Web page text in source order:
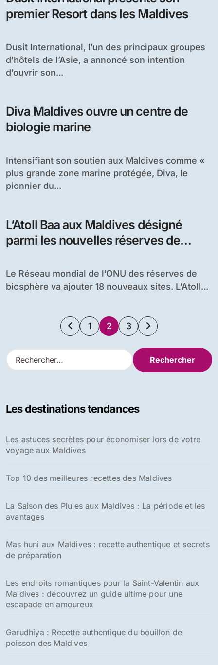
premier Resort dans les Maldives
Dusit International, l’un des principaux groupes
d’hôtels de l’Asie, a annoncé son intention
d’ouvrir son...
Diva Maldives ouvre un centre de
biologie marine
Intensifiant son soutien aux Maldives comme «
plus grande zone marine protégée, Diva, le
pionnier du...
L’Atoll Baa aux Maldives désigné
parmi les nouvelles réserves de
l’UNESCO
Le Réseau mondial de l’ONU des réserves de
biosphère va ajouter 18 nouveaux sites. L’Atoll...
Pagination
des
publications
1 2 3
R
e
r
e
r
Les destinations tendances
Les astuces secrètes pour économiser lors de votre
voyage aux Maldives
Top 10 des meilleures recettes des Maldives
La Saison des Pluies aux Maldives : La période et les
avantages
Mas huni aux Maldives : recette authentique et secrets
de préparation
Les endroits romantiques pour la Saint-Valentin aux
Maldives : découvrez un guide ultime pour une
escapade en amoureux
Garudhiya : Recette authentique du bouillon de
poisson des Maldives